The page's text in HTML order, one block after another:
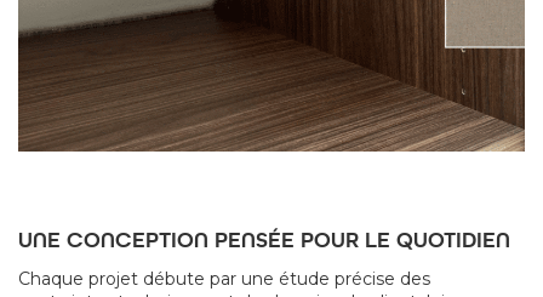
UNE CONCEPTION PENSÉE POUR LE QUOTIDIEN
Chaque projet débute par une étude précise des